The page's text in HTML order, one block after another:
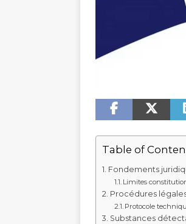
Table of
Fondements
Limites
Procédures
Protocole
Substances